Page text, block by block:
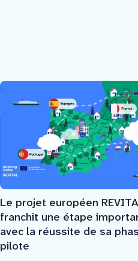
Le projet européen
franchit une étape
avec la réussite de sa
pilote